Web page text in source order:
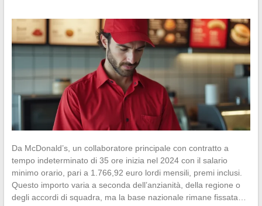
Da McDonald’s, un collaboratore principale con contratto a
tempo indeterminato di 35 ore inizia nel 2024 con il salario
minimo orario, pari a 1.766,92 euro lordi mensili, premi inclusi.
Questo importo varia a seconda dell’anzianità, della regione o
degli accordi di squadra, ma la base nazionale rimane fissata…